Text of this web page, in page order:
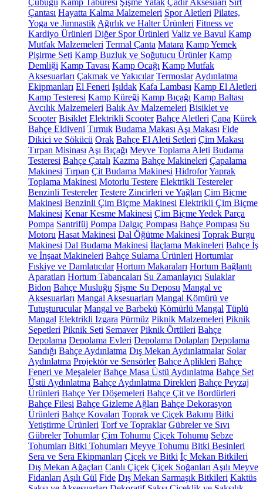
Çubuğu Kamp Taburesi Şişme Yatak Çadır Aksesuarı Sırt
Çantası Hayatta Kalma Malzemeleri Spor Aletleri Pilates,
Yoga ve Jimnastik Ağırlık ve Halter Ürünleri Fitness ve
Kardiyo Ürünleri Diğer Spor Ürünleri Valiz ve Bavul Kamp
Mutfak Malzemeleri Termal Çanta Matara Kamp Yemek
Pişirme Seti Kamp Buzluk ve Soğutucu Ürünler Kamp
Demliği Kamp Tavası Kamp Ocağı Kamp Mutfak
Aksesuarları Çakmak ve Yakıcılar Termoslar Aydınlatma
Ekipmanları El Feneri Işıldak Kafa Lambası Kamp El Aletleri
Kamp Testeresi Kamp Küreği Kamp Bıçağı Kamp Baltası
Avcılık Malzemeleri Balık Av Malzemeleri Bisiklet ve
Scooter Bisiklet Elektrikli Scooter Bahçe Aletleri Çapa Kürek
Bahçe Eldiveni Tırmık Budama Makası Aşı Makası Fide
Dikici ve Sökücü Orak Bahçe El Aleti Setleri Çim Makası
Tırpan Misinası Aşı Bıçağı Meyve Toplama Aleti Budama
Testeresi Bahçe Çatalı Kazma Bahçe Makineleri Çapalama
Makinesi Tırpan Çit Budama Makinesi HidroforYaprak
Toplama Makinesi Motorlu Testere Elektrikli Testereler
Benzinli Testereler Testere Zincirleri ve Yağları Çim Biçme
Makinesi Benzinli Çim Biçme Makinesi Elektrikli Çim Biçme
Makinesi Kenar Kesme Makinesi Çim Biçme Yedek Parça
Pompa Santrifüj Pompa Dalgıç Pompası Bahçe Pompası Su
Motoru Hasat Makinesi Dal Öğütme Makinesi Toprak Burgu
Makinesi Dal Budama Makinesi İlaçlama Makineleri Bahçe İş
ve İnşaat Makineleri Bahçe Sulama Ürünleri Hortumlar
Fıskiye ve Damlatıcılar Hortum Makaraları Hortum Bağlantı
Aparatları Hortum Tabancaları Su Zamanlayıcı Sulaklar
Bidon Bahçe Musluğu Şişme Su Deposu Mangal ve
Aksesuarları Mangal Aksesuarları Mangal Kömürü ve
Tutuşturucular Mangal ve Barbekü Kömürlü Mangal Tüplü
Mangal Elektrikli Izgara Pürmüz Piknik Malzemeleri Piknik
Sepetleri Piknik Seti Semaver Piknik Örtüleri Bahçe
Depolama Depolama Evleri Depolama Dolapları Depolama
Sandığı Bahçe Aydınlatma Dış Mekan Aydınlatmalar Solar
Aydınlatma Projektör ve Sensörler Bahçe Aplikleri Bahçe
Feneri ve Meşaleler Bahçe Masa Üstü Aydınlatma Bahçe Set
Üstü Aydınlatma Bahçe Aydınlatma Direkleri Bahçe Peyzaj
Ürünleri Bahçe Yer Döşemeleri Bahçe Çit ve Bordürleri
Bahçe Filesi Bahçe Gizleme Ağları Bahçe Dekorasyon
Ürünleri Bahçe Kovaları Toprak ve Çiçek Bakımı Bitki
Yetiştirme Ürünleri Torf ve Topraklar Gübreler ve Sıvı
Gübreler Tohumlar Çim Tohumu Çiçek Tohumu Sebze
Tohumları Bitki Tohumları Meyve Tohumu Bitki Besinleri
Sera ve Sera Ekipmanları Çiçek ve Bitki İç Mekan Bitkileri
Dış Mekan Ağaçları Canlı Çiçek Çiçek Soğanları Aşılı Meyve
Fidanları Aşılı Gül Fide Dış Mekan Sarmaşık Bitkileri Kaktüs